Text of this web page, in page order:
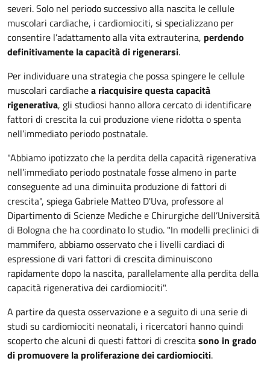
severi. Solo nel periodo successivo alla nascita le cellule
muscolari cardiache, i cardiomiociti, si specializzano per
consentire l’adattamento alla vita extrauterina, perdendo
definitivamente la capacità di rigenerarsi.
Per individuare una strategia che possa spingere le cellule
muscolari cardiachea riacquisire questa capacità
rigenerativa, gli studiosi hanno allora cercato di identificare
fattori di crescita la cui produzione viene ridotta o spenta
nell’immediato periodo postnatale.
"Abbiamo ipotizzato che la perdita della capacità rigenerativa
nell’immediato periodo postnatale fosse almeno in parte
conseguente ad una diminuita produzione di fattori di
crescita", spiega Gabriele Matteo D'Uva, professore al
Dipartimento di Scienze Mediche e Chirurgiche dell’Università
di Bologna che ha coordinato lo studio. "In modelli preclinici di
mammifero, abbiamo osservato che i livelli cardiaci di
espressione di vari fattori di crescita diminuiscono
rapidamente dopo la nascita, parallelamente alla perdita della
capacità rigenerativa dei cardiomiociti".
A partire da questa osservazione e a seguito di una serie di
studi su cardiomiociti neonatali, i ricercatori hanno quindi
scoperto che alcuni di questi fattori di crescitasono in grado
di promuovere la proliferazione dei cardiomiociti.